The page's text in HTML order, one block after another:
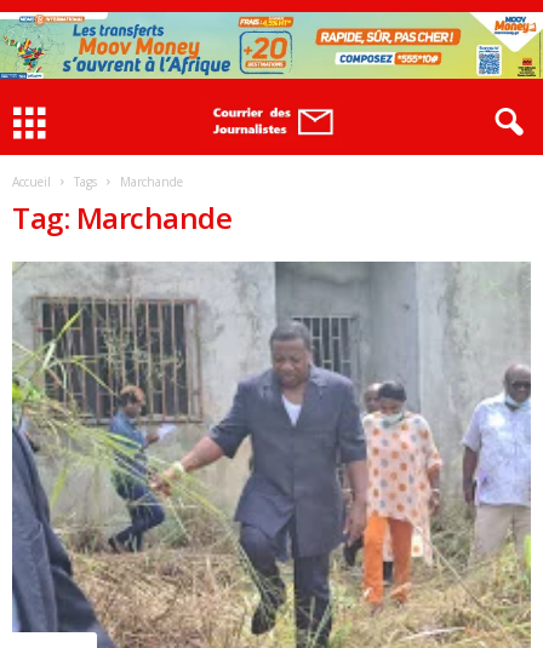
Accueil Tags Marchande
Tag: Marchande